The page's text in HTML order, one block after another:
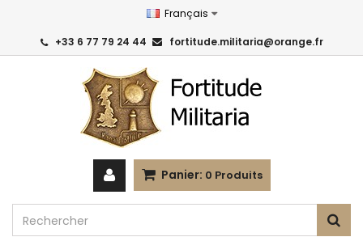
Français
+33 6 77 79 24 44 fortitude.militaria@orange.fr
Panier: 0 Produits